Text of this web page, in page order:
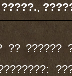
,
?? ??????